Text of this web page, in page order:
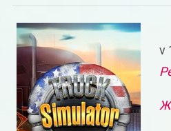
v